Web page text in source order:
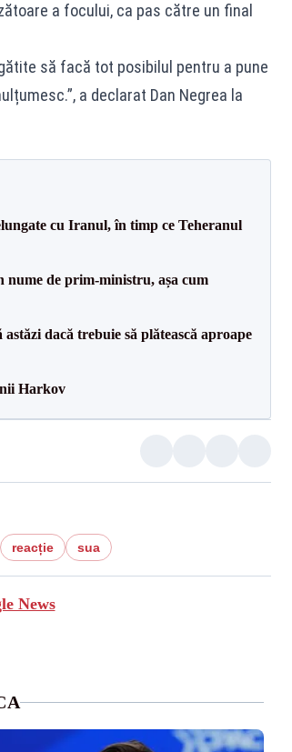
a focului, ca pas către un final
să facă tot posibilul pentru a pune
a declarat Dan Negrea la
cu Iranul, în timp ce Teheranul
nume de prim-ministru, așa cum
dacă trebuie să plătească aproape
Harkov
reacție sua
News